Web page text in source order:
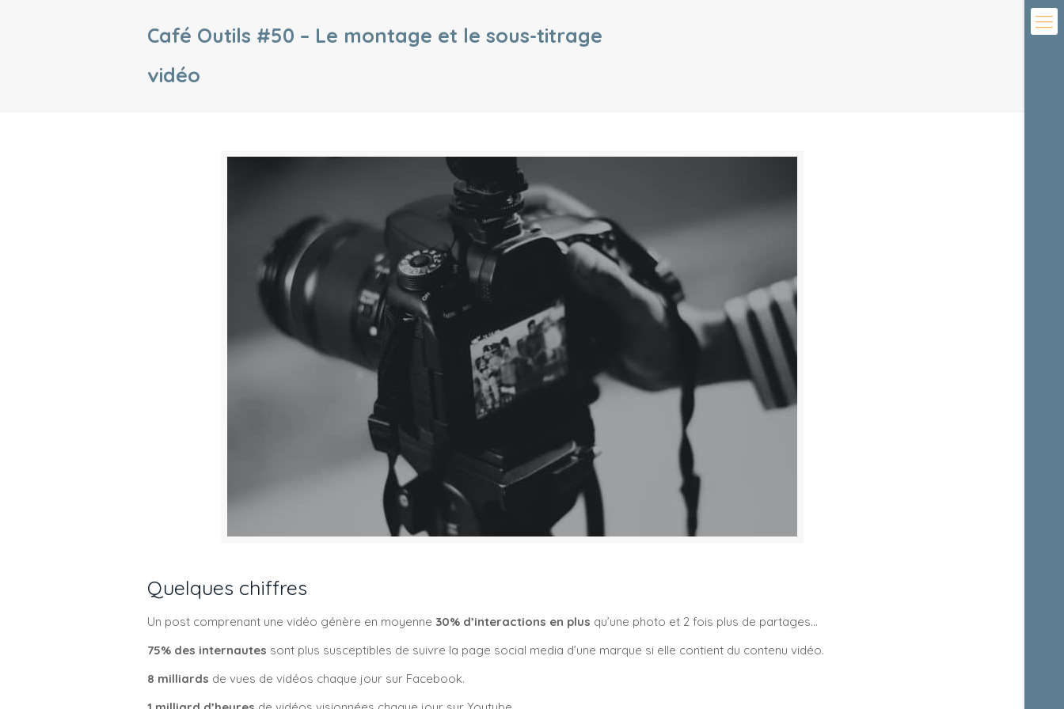
Café Outils #50 – Le montage et le sous-titrage
vidéo
Quelques chiffres
Un post comprenant une vidéo génère en moyenne 30% d’interactions en plus qu’une photo et 2 fois plus de partages…
75% des internautes sont plus susceptibles de suivre la page social media d’une marque si elle contient du contenu vidéo.
8 milliards de vues de vidéos chaque jour sur Facebook.